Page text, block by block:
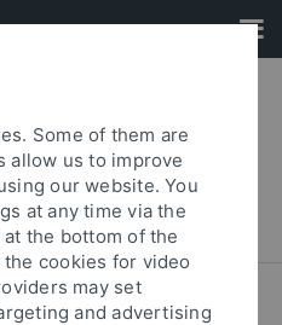
DoktorandInnen
Some of them are
allow us to improve
our website. You
at any time via the
the bottom of the
the cookies for video
may set
and advertising